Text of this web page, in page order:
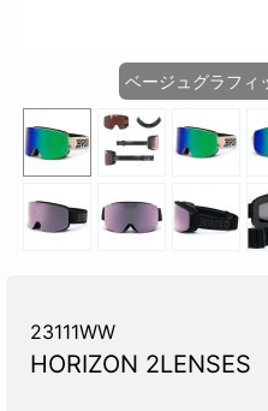
ベージュグラフィ
23111WW
HORIZON 2LENSES